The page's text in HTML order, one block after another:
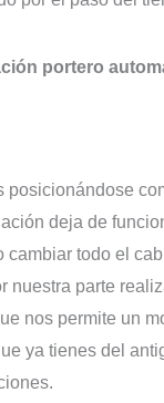
portero
posicionándose
deja de
cambiar todo el
nuestra parte
nos permite un
ya tienes del